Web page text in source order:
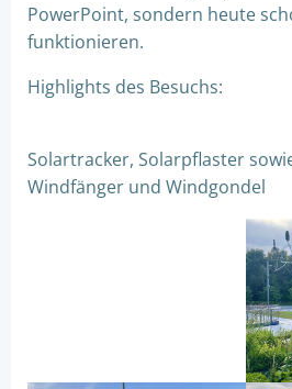
PowerPoint, sondern heute
funktionieren.
Highlights des Besuchs:
Solartracker, Solarpflaster
Windfänger und Windgondel